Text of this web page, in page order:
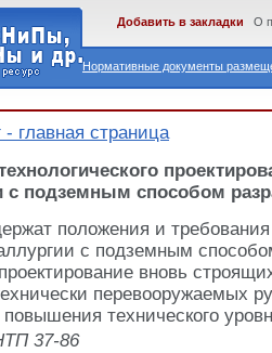
Нормативные документы
Добавить в закладки О
главная страница
с подземным способом
положения и
с подземным
вновь
перевооружаемых
технического
37-86